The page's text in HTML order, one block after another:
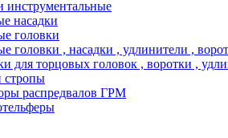
инструментальные
насадки
головки
головки , насадки , удлинители ,
для торцовых головок , воротки ,
стропы
распредвалов ГРМ